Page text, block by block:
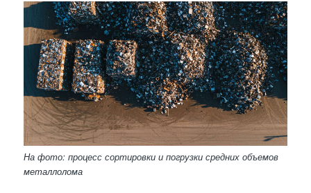
На фото: процесс сортировки и погрузки средних объемов
металлолома